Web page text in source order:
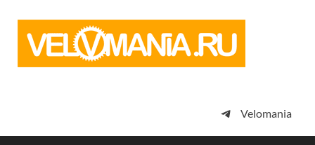
просто
Velomania